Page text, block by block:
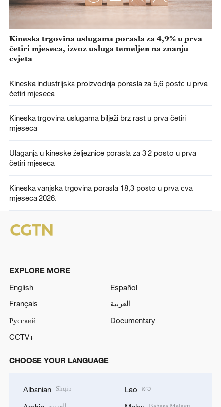
Kineska trgovina uslugama porasla za 4,9% u prva
četiri mjeseca, izvoz usluga temeljen na znanju
cvjeta
Kineska industrijska proizvodnja porasla za 5,6 posto u prva
četiri mjeseca
Kineska trgovina uslugama bilježi brz rast u prva četiri
mjeseca
Ulaganja u kineske željeznice porasla za 3,2 posto u prva
četiri mjeseca
Kineska vanjska trgovina porasla 18,3 posto u prva dva
mjeseca 2026.
EXPLORE MORE
English
Español
Français
العربية
Русский
Documentary
CCTV+
CHOOSE YOUR LANGUAGE
Albanian Shqip Lao ລາວ